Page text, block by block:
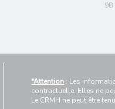
98
*Attention : Les
contractuelle. Elles ne
Le CRMH ne peut être